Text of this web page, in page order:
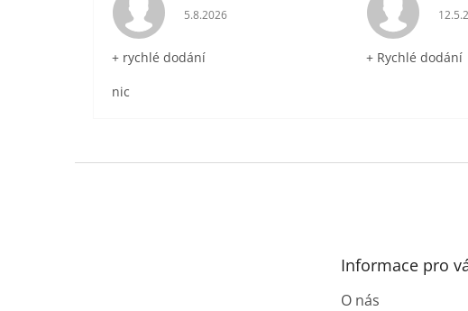
Hodnocení obchodu je 5 z 5 hvězdiček.
5.8.2026
+ rychlé dodání
nic
+ Rychlé dodání
Informace pro
O nás